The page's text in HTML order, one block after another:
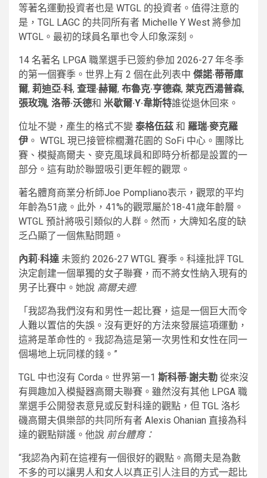
等著名運動投資者也是 WTGL 的投資者。值得注意的
是，TGL LAGC 的共同所有者 Michelle Y West 將參加
WTGL。最初的球員名單也令人印象深刻。
14 名著名 LPGA 職業選手已簽約參加 2026-27 年冬季
的第一個賽季。世界上有 2 個在此列表中 傑諾·蒂蒂庫
爾, 莉迪亞·科, 查理·赫爾, 布魯克·亨德森, 萊克西湯普森,
張玫瑰, 洛蒂·沃德和 米歇爾·Y·韋斯特誰從退休回來。
位址不變，產生的格式不變 泰格伍茲 和 羅瑞·麥克羅
伊 。 WTGL 現已接管棕櫚灘花園的 SoFi 中心。團隊比
賽、模擬高爾夫、麥克風球員和即時分析都是設置的一
部分。這有助於聯盟吸引更年輕的觀眾。
著名體育商業分析師Joe Pompliano表示，觀眾的平均
年齡為51歲。此外，41%的觀眾屬於18-41歲年齡層。
WTGL 預計將吸引類似的人群。然而，大牌知名度的缺
乏凸顯了一個焦點問題。
內莉·科達 未簽約 2026-27 WTGL 賽季。科達批評 TGL
決定創建一個單獨的女子聯賽，而不將女性納入現有的
男子比賽中。她說 高爾夫週:
「我認為我們沒有和男性一起比賽，這是一個巨大而令
人難以置信的失誤。沒有更好的方法來發展這項運動，
這將是革命性的。我認為這是第一次男性和女性在同一
個場地上玩同樣的錢。”
TGL 中也沒有 Corda。世界第一1 斯科蒂·謝夫勒 從來沒
有興趣加入模擬器高爾夫聯賽。雖然沒有其他 LPGA 職
業選手公開發表意見或反對科達的觀點，但 TGL 洛杉
磯高爾夫俱樂部的共同所有者 Alexis Ohanian 直接為科
達的觀點辯護。他說 前台體育：
“我認為內莉在這裡有一個很好的觀點。高爾夫是為數
不多的可以讓男人和女人以真正引人注目的方式一起比